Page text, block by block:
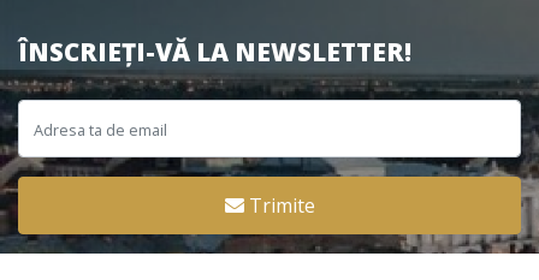
ÎNSCRIEȚI-VĂ LA NEWSLETTER!
Trimite